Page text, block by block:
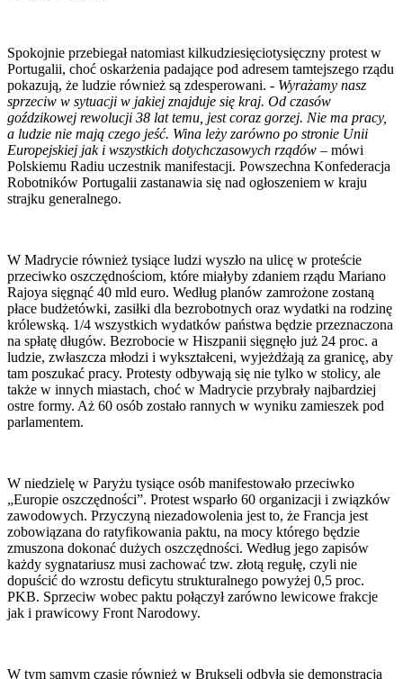
Spokojnie przebiegał natomiast kilkudziesięciotysięczny protest w
Portugalii, choć oskarżenia padające pod adresem tamtejszego rządu
pokazują, że ludzie również są zdesperowani. - Wyrażamy nasz
sprzeciw w sytuacji w jakiej znajduje się kraj. Od czasów
goździkowej rewolucji 38 lat temu, jest coraz gorzej. Nie ma pracy,
a ludzie nie mają czego jeść. Wina leży zarówno po stronie Unii
Europejskiej jak i wszystkich dotychczasowych rządów – mówi
Polskiemu Radiu uczestnik manifestacji. Powszechna Konfederacja
Robotników Portugalii zastanawia się nad ogłoszeniem w kraju
strajku generalnego.
W Madrycie również tysiące ludzi wyszło na ulicę w proteście
przeciwko oszczędnościom, które miałyby zdaniem rządu Mariano
Rajoya sięgnąć 40 mld euro. Według planów zamrożone zostaną
płace budżetówki, zasiłki dla bezrobotnych oraz wydatki na rodzinę
królewską. 1/4 wszystkich wydatków państwa będzie przeznaczona
na spłatę długów. Bezrobocie w Hiszpanii sięgnęło już 24 proc. a
ludzie, zwłaszcza młodzi i wykształceni, wyjeżdżają za granicę, aby
tam poszukać pracy. Protesty odbywają się nie tylko w stolicy, ale
także w innych miastach, choć w Madrycie przybrały najbardziej
ostre formy. Aż 60 osób zostało rannych w wyniku zamieszek pod
parlamentem.
W niedzielę w Paryżu tysiące osób manifestowało przeciwko
„Europie oszczędności”. Protest wsparło 60 organizacji i związków
zawodowych. Przyczyną niezadowolenia jest to, że Francja jest
zobowiązana do ratyfikowania paktu, na mocy którego będzie
zmuszona dokonać dużych oszczędności. Według jego zapisów
każdy sygnatariusz musi zachować tzw. złotą regułę, czyli nie
dopuścić do wzrostu deficytu strukturalnego powyżej 0,5 proc.
PKB. Sprzeciw wobec paktu połączył zarówno lewicowe frakcje
jak i prawicowy Front Narodowy.
W tym samym czasie również w Brukseli odbyła się demonstracja